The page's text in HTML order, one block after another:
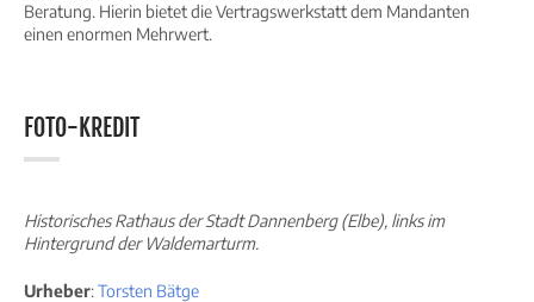
Beratung. Hierin bietet die Vertragswerkstatt dem Mandanten
einen enormen Mehrwert.
FOTO-KREDIT
Historisches Rathaus der Stadt Dannenberg (Elbe), links im
Hintergrund der Waldemarturm.
Urheber:Torsten Bätge